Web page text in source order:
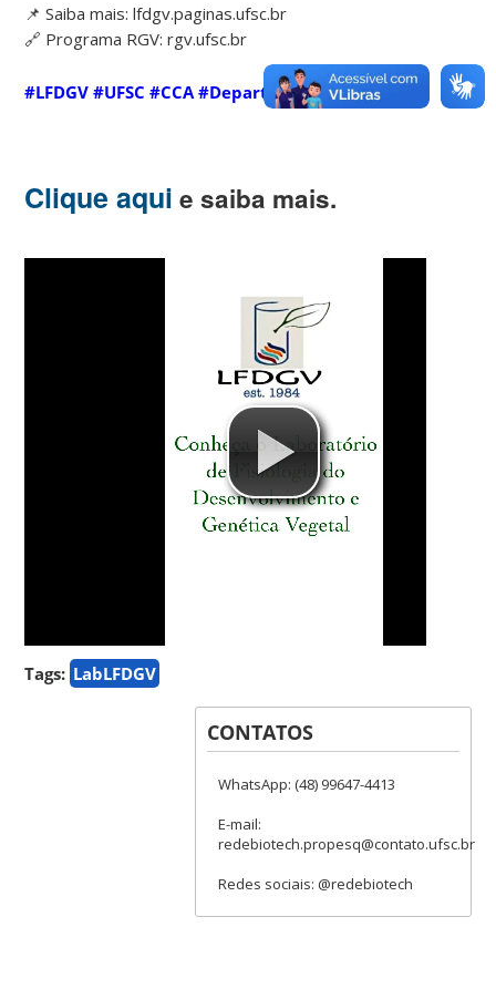
📌 Saiba mais: lfdgv.paginas.ufsc.br
🔗 Programa RGV: rgv.ufsc.br
#LFDGV #UFSC #CCA #DepartamentoDeFitotecnia
Clique aqui e saiba mais.
Tags: LabLFDGV
CONTATOS
WhatsApp: (48) 99647-4413
E-mail:
redebiotech.propesq@contato.ufsc.br
Redes sociais: @redebiotech